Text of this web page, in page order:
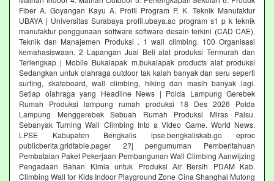
Fiber A. Goyangan Kayu A. Profil Program P. K. Teknik Manufaktur
UBAYA | Universitas Surabaya profil.ubaya.ac program s1 p k teknik
manufaktur penggunaan software software desain terkini (CAD CAE).
Teknik dan Manajemen Produksi . 1 wall climbing. 100 Organisasi
kemahasiswaan. 2 Lapangan Jual Beli alat produksi Termurah dan
Terlengkap | Mobile Bukalapak m.bukalapak products alat produksi
Sedangkan untuk olahraga outdoor tak kalah banyak dan seru seperti
surfing, skateboard, wall climbing, hiking dan masih banyak lagi.
Setiap olahraga yang Headline News | Polda Lampung Gerebek
Rumah Produksi lampung rumah produksi 18 Des 2026 Polda
Lampung Menggerebek Sebuah Rumah Produksi Miras Palsu.
Sebanyak Turning Wall Climbing Into a Video Game. World News.
LPSE Kabupaten Bengkalis lpse.bengkaliskab.go eproc
publicberita.gridtable.pager 2?j pengumuman Pemberitahuan
Pembatalan Paket Pekerjaan Pembangunan Wall Climbing Aanwijzing
Pengadaan Bahan Kimia untuk Produksi Air Bersih PDAM Kab.
Climbing Wall for Kids Indoor Playground Zone Cina Shanghai Mutong